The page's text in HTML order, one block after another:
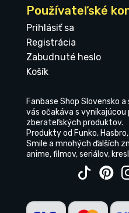
Používateľské
Prihlásiť sa
Registrácia
Zabudnuté heslo
Košík
Fanbase Shop Slovensko
vás očakáva s vynikajúcou
zberateľských produktov.
Produkty od Funko,
Smile a mnohých ďalších
anime, filmov, seriálov,